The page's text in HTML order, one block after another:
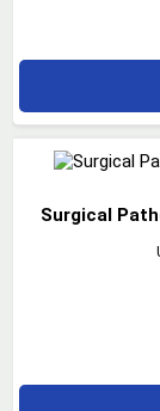
Surgical